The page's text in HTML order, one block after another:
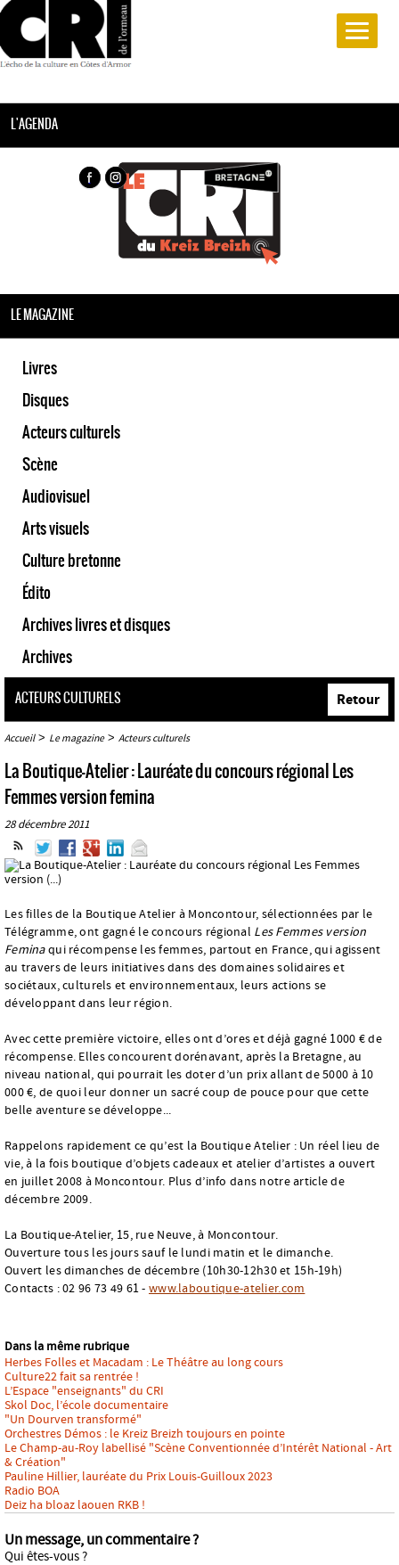
L'AGENDA
LE MAGAZINE
Livres
Disques
Acteurs culturels
Scène
Audiovisuel
Arts visuels
Culture bretonne
Édito
Archives livres et disques
Archives
ACTEURS CULTURELS
Accueil> Le magazine> Acteurs culturels
Retour
La Boutique-Atelier : Lauréate du concours régional Les
Femmes version femina
28 décembre 2011
Les filles de la Boutique Atelier à Moncontour, sélectionnées par le
Télégramme, ont gagné le concours régional Les Femmes version
Feminaqui récompense les femmes, partout en France, qui agissent
au travers de leurs initiatives dans des domaines solidaires et
sociétaux, culturels et environnementaux, leurs actions se
développant dans leur région.
Avec cette première victoire, elles ont d’ores et déjà gagné 1000 € de
récompense. Elles concourent dorénavant, après la Bretagne, au
niveau national, qui pourrait les doter d’un prix allant de 5000 à 10
000 €, de quoi leur donner un sacré coup de pouce pour que cette
belle aventure se développe...
Rappelons rapidement ce qu’est la Boutique Atelier : Un réel lieu de
vie, à la fois boutique d’objets cadeaux et atelier d’artistes a ouvert
en juillet 2008 à Moncontour. Plus d’info dans notre article de
décembre 2009.
La Boutique-Atelier, 15, rue Neuve, à Moncontour.
Ouverture tous les jours sauf le lundi matin et le dimanche.
Ouvert les dimanches de décembre (10h30-12h30 et 15h-19h)
Contacts : 02 96 73 49 61 - www.laboutique-atelier.com
Dans la même rubrique
Herbes Folles et Macadam : Le Théâtre au long cours
Culture22 fait sa rentrée !
L’Espace "enseignants" du CRI
Skol Doc, l’école documentaire
"Un Dourven transformé"
Orchestres Démos : le Kreiz Breizh toujours en pointe
Le Champ-au-Roy labellisé "Scène Conventionnée d’Intérêt National - Art
& Création"
Pauline Hillier, lauréate du Prix Louis-Guilloux 2023
Radio BOA
Deiz ha bloaz laouen RKB !
Un message, un commentaire ?
Qui êtes-vous ?